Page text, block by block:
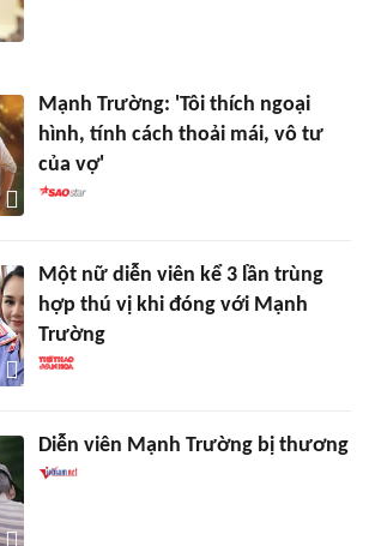
Mạnh Trường: 'Tôi thích ngoại
hình, tính cách thoải mái, vô tư
của vợ'
Một nữ diễn viên kể 3 lần trùng
hợp thú vị khi đóng với Mạnh
Trường
Diễn viên Mạnh Trường bị thương